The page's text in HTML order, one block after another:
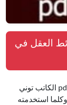
العقل في
تحميل كتاب استخدام خرائط العقل في العمل pdf الكاتب توني
استخدمته